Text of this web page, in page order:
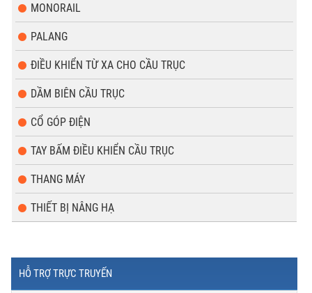
MONORAIL
PALANG
ĐIỀU KHIỂN TỪ XA CHO CẦU TRỤC
DẦM BIÊN CẦU TRỤC
CỔ GÓP ĐIỆN
TAY BẤM ĐIỀU KHIỂN CẦU TRỤC
THANG MÁY
THIẾT BỊ NÂNG HẠ
HỖ TRỢ TRỰC TRUYẾN